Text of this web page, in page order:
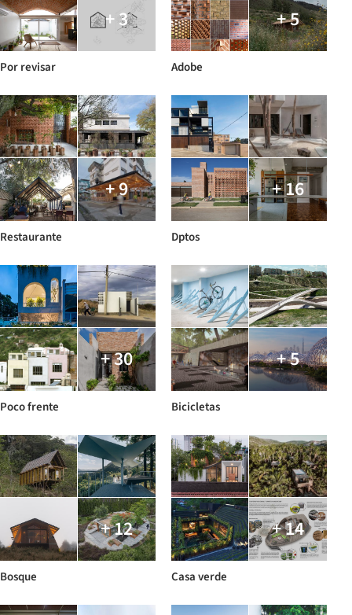
+ 3
Por revisar
+ 5
Adobe
+ 9
Restaurante
+ 16
Dptos
+ 30
Poco frente
+ 5
Bicicletas
+ 12
Bosque
+ 14
Casa verde